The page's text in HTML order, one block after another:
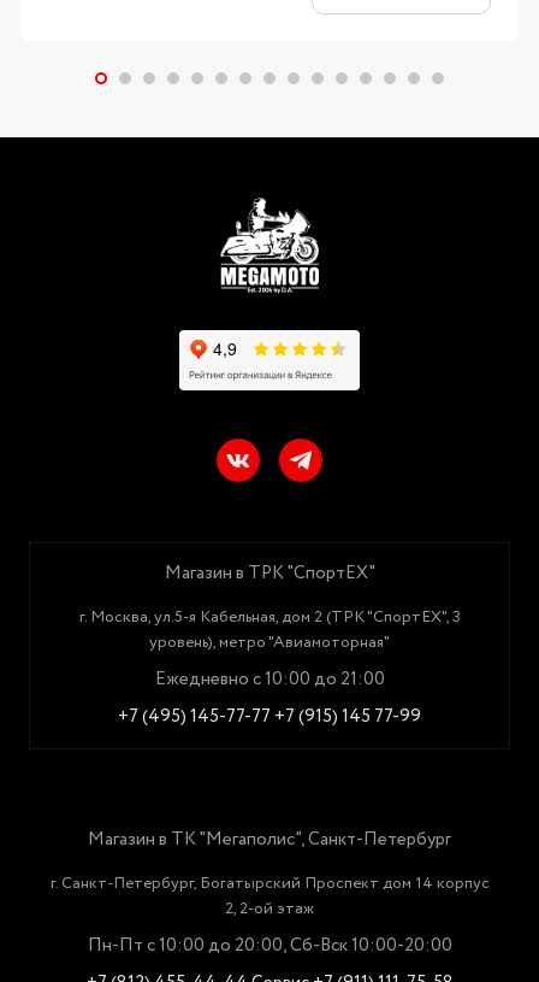
Магазин в ТРК "СпортЕХ"
г. Москва, ул.5-я Кабельная, дом 2 (ТРК "СпортЕХ", 3
уровень), метро "Авиамоторная"
Ежедневно с 10:00 до 21:00
+7 (495) 145-77-77 +7 (915) 145 77-99
Магазин в ТК "Мегаполис", Санкт-Петербург
г. Санкт-Петербург, Богатырский Проспект дом 14 корпус
2, 2-ой этаж
Пн-Пт с 10:00 до 20:00, Сб-Вск 10:00-20:00